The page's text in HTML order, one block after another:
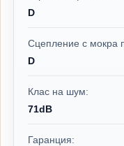
D
Сцепление с мокра
D
Клас на шум:
71dB
Гаранция: